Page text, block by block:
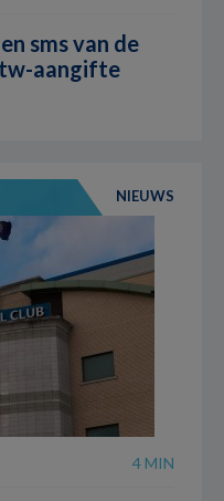
sms van de
aangifte
NIEUWS
4 MIN